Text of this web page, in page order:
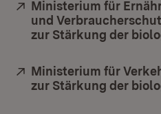
Extern:
Ministerium für
und
zur Stärkung der
Extern:
Ministerium für
zur Stärkung der